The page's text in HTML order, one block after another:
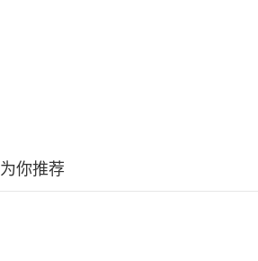
为你推荐